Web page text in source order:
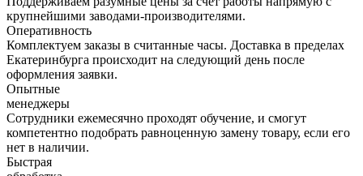
крупнейшими заводами-производителями.
Оперативность
Комплектуем заказы в считанные часы. Доставка в пределах
Екатеринбурга происходит на следующий день после
оформления заявки.
Опытные
менеджеры
Сотрудники ежемесячно проходят обучение, и смогут
компетентно подобрать равноценную замену товару, если его
нет в наличии.
Быстрая